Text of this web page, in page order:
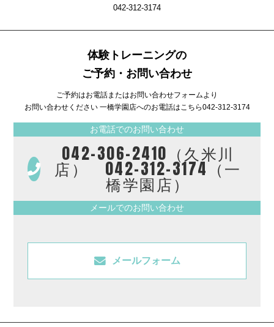
042-312-3174
体験トレーニングの
ご予約・お問い合わせ
ご予約はお電話またはお問い合わせフォームより
お問い合わせください 一橋学園店へのお電話はこちら042-312-3174
お電話でのお問い合わせ
042-306-2410（久米川
店） 042-312-3174（一
橋学園店）
メールでのお問い合わせ
メールフォーム